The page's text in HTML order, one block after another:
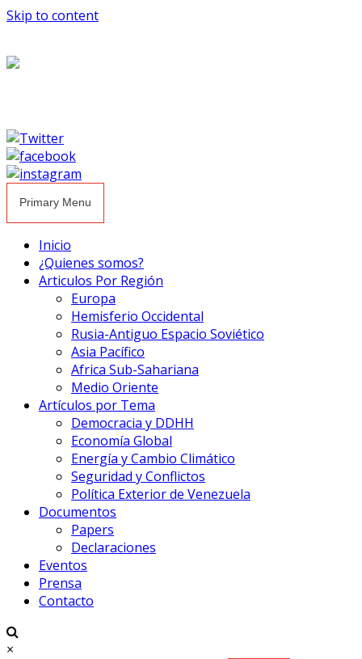
Skip to content
Primary Menu
Inicio
¿Quienes somos?
Articulos Por Región
Europa
Hemisferio Occidental
Rusia-Antiguo Espacio Soviético
Asia Pacífico
Africa Sub-Sahariana
Medio Oriente
Artículos por Tema
Democracia y DDHH
Economía Global
Energía y Cambio Climático
Seguridad y Conflictos
Política Exterior de Venezuela
Documentos
Papers
Declaraciones
Eventos
Prensa
Contacto
×